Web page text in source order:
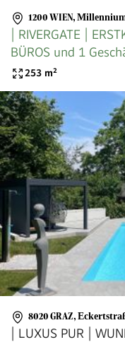
1200 WIEN,
| RIVERGATE |
BÜROS und 1
U-BAHN
253 m²
8020 GRAZ,
| LUXUS PUR |